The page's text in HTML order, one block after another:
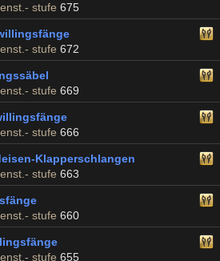
stufe 675
stufe 672
stufe 669
stufe 666
Klapperschlangen
stufe 663
stufe 660
stufe 655